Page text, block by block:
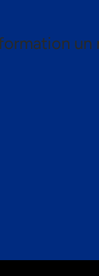
un